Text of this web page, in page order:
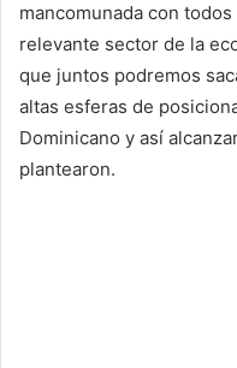
mancomunada con
relevante sector de la
que juntos podremos
altas esferas de
Dominicano y así
plantearon.